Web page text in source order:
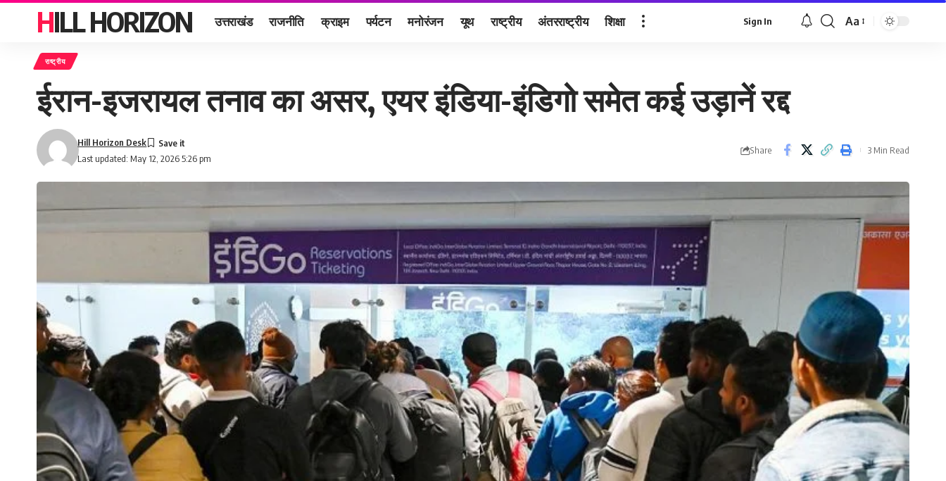
HILL HORIZON उत्तराखंड राजनीति क्राइम पर्यटन मनोरंजन यूथ राष्ट्रीय अंतरराष्ट्रीय शिक्षा Sign In
Font
Aa
राष्ट्रीय
ईरान-इजरायल तनाव का असर, एयर इंडिया-इंडिगो समेत कई उड़ानें रद्द
Last updated: May 12, 2026 5:26 pm
Hill Horizon Desk
Share 3 Min Read